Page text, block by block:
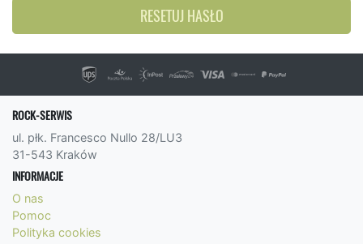
RESETUJ HASŁO
ROCK-SERWIS
ul. płk. Francesco Nullo 28/LU3
31-543 Kraków
INFORMACJE
O nas
Pomoc
Polityka cookies